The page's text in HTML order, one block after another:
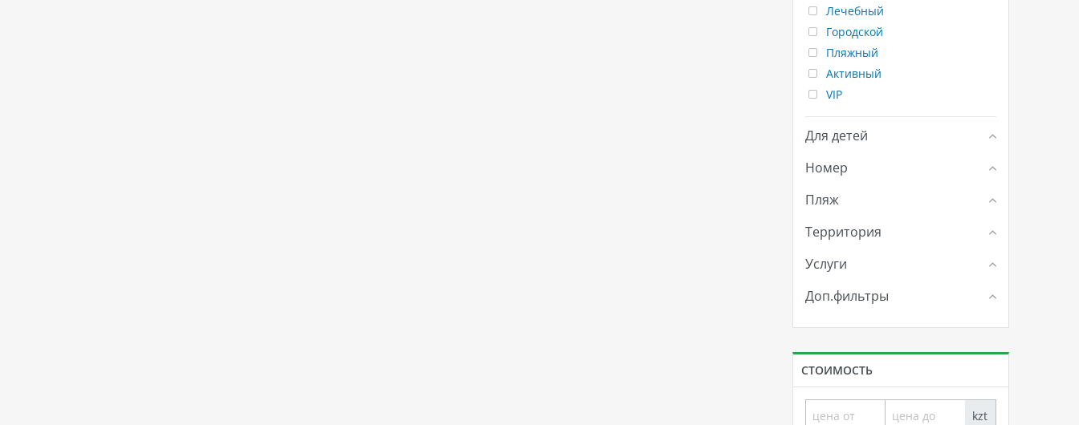
Лечебный
Городской
Пляжный
Активный
VIP
Для детей
Номер
Пляж
Территория
Услуги
Доп.фильтры
СТОИМОСТЬ
kzt